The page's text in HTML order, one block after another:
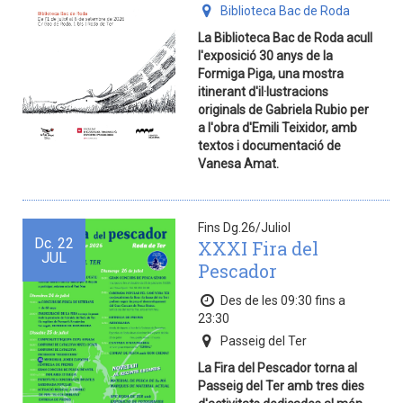
Biblioteca Bac de Roda
La Biblioteca Bac de Roda acull
l'exposició 30 anys de la
Formiga Piga, una mostra
itinerant d'il·lustracions
originals de Gabriela Rubio per
a l'obra d'Emili Teixidor, amb
textos i documentació de
Vanesa Amat.
Dc. 22
JUL
Fins Dg.26/Juliol
XXXI Fira del
Pescador
Des de les 09:30 fins a
23:30
Passeig del Ter
La Fira del Pescador torna al
Passeig del Ter amb tres dies